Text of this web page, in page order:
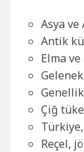
Asya ve
Antik
Elma
Çiğ
Reçel,